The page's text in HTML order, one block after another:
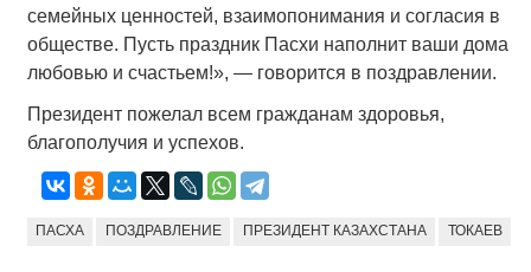
семейных ценностей, взаимопонимания и согласия в
обществе. Пусть праздник Пасхи наполнит ваши дома
любовью и счастьем!», — говорится в поздравлении.
Президент пожелал всем гражданам здоровья,
благополучия и успехов.
ПАСХА ПОЗДРАВЛЕНИЕ ПРЕЗИДЕНТ КАЗАХСТАНА ТОКАЕВ